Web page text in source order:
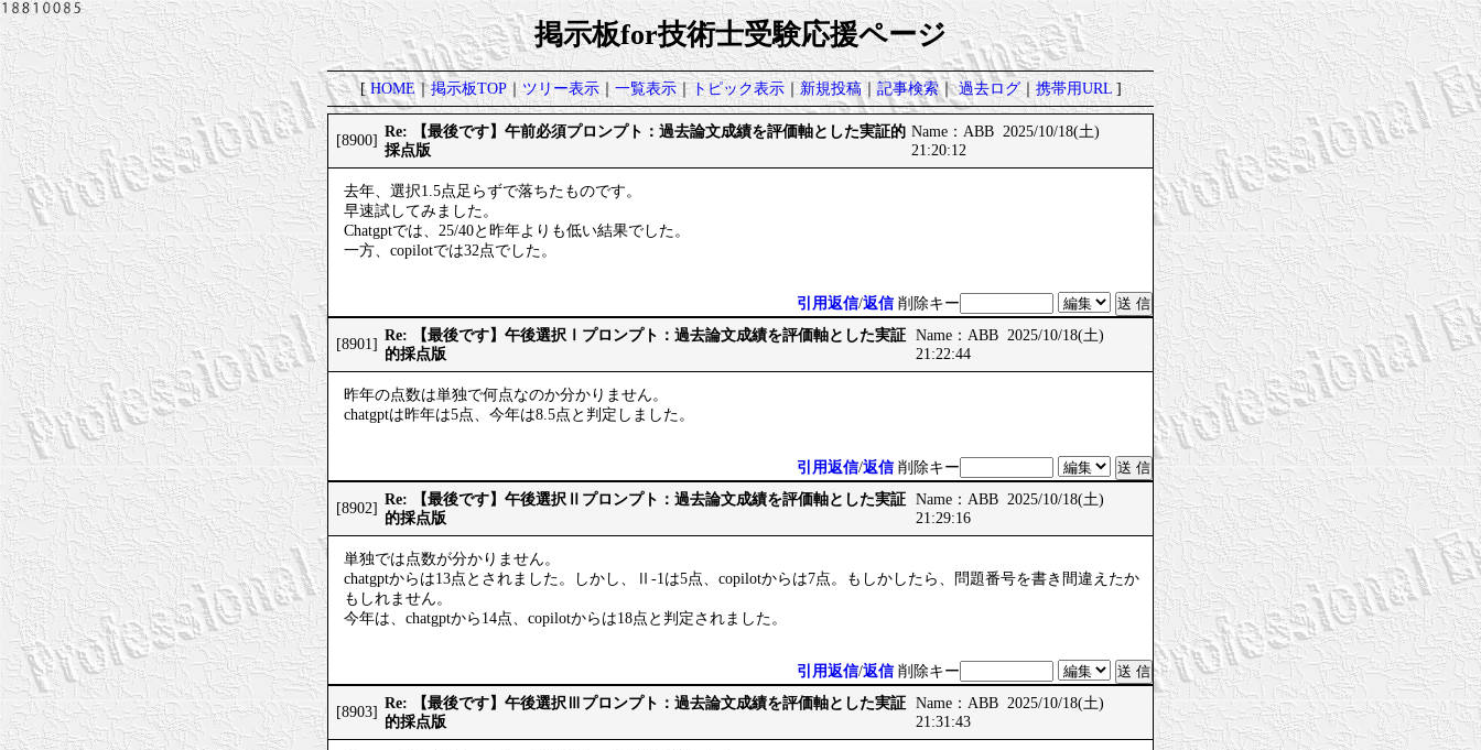
掲示板for技術士受験応援ページ
[HOME｜掲示板TOP｜ツリー表示｜一覧表示｜トピック表示｜新規投稿｜記事検索｜過去ログ｜携帯用URL]
[8900]
Re: 【最後です】午前必須プロンプト：過去論文成績を評価軸とした実証的
採点版
Name：ABB 2025/10/18(土)
21:20:12
去年、選択1.5点足らずで落ちたものです。
早速試してみました。
Chatgptでは、25/40と昨年よりも低い結果でした。
一方、copilotでは32点でした。
引用返信/返信 削除キー
[8901]
Re: 【最後です】午後選択Ⅰプロンプト：過去論文成績を評価軸とした実証
的採点版
Name：ABB 2025/10/18(土)
21:22:44
昨年の点数は単独で何点なのか分かりません。
chatgptは昨年は5点、今年は8.5点と判定しました。
引用返信/返信 削除キー
[8902]
Re: 【最後です】午後選択Ⅱプロンプト：過去論文成績を評価軸とした実証
的採点版
Name：ABB 2025/10/18(土)
21:29:16
単独では点数が分かりません。
chatgptからは13点とされました。しかし、Ⅱ-1は5点、copilotからは7点。もしかしたら、問題番号を書き間違えたか
もしれません。
今年は、chatgptから14点、copilotからは18点と判定されました。
引用返信/返信 削除キー
[8903]
Re: 【最後です】午後選択Ⅲプロンプト：過去論文成績を評価軸とした実証
的採点版
Name：ABB 2025/10/18(土)
21:31:43